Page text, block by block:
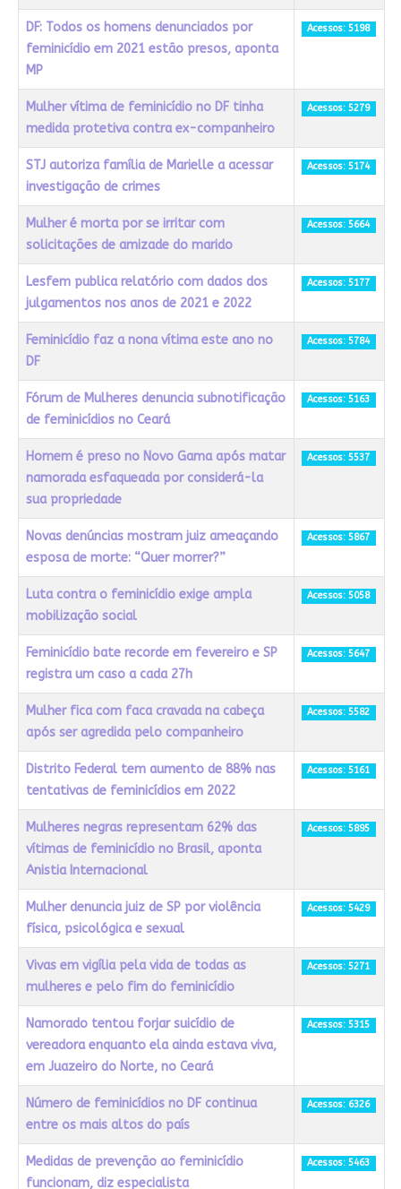
DF: Todos os homens denunciados por
feminicídio em 2021 estão presos, aponta
MP
Acessos: 5198
Mulher vítima de feminicídio no DF tinha
medida protetiva contra ex-companheiro
Acessos: 5279
STJ autoriza família de Marielle a acessar
investigação de crimes
Acessos: 5174
Mulher é morta por se irritar com
solicitações de amizade do marido
Acessos: 5664
Lesfem publica relatório com dados dos
julgamentos nos anos de 2021 e 2022
Acessos: 5177
Feminicídio faz a nona vítima este ano no
DF
Acessos: 5784
Fórum de Mulheres denuncia subnotificação
de feminicídios no Ceará
Acessos: 5163
Homem é preso no Novo Gama após matar
namorada esfaqueada por considerá-la
sua propriedade
Acessos: 5537
Novas denúncias mostram juiz ameaçando
esposa de morte: “Quer morrer?”
Acessos: 5867
Luta contra o feminicídio exige ampla
mobilização social
Acessos: 5058
Feminicídio bate recorde em fevereiro e SP
registra um caso a cada 27h
Acessos: 5647
Mulher fica com faca cravada na cabeça
após ser agredida pelo companheiro
Acessos: 5582
Distrito Federal tem aumento de 88% nas
tentativas de feminicídios em 2022
Acessos: 5161
Mulheres negras representam 62% das
vítimas de feminicídio no Brasil, aponta
Anistia Internacional
Acessos: 5895
Mulher denuncia juiz de SP por violência
física, psicológica e sexual
Acessos: 5429
Vivas em vigília pela vida de todas as
mulheres e pelo fim do feminicídio
Acessos: 5271
Namorado tentou forjar suicídio de
vereadora enquanto ela ainda estava viva,
em Juazeiro do Norte, no Ceará
Acessos: 5315
Número de feminicídios no DF continua
entre os mais altos do país
Acessos: 6326
Medidas de prevenção ao feminicídio
funcionam, diz especialista
Acessos: 5463